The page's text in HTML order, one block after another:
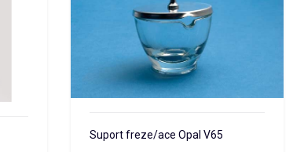
Suport freze/ace Opal V65